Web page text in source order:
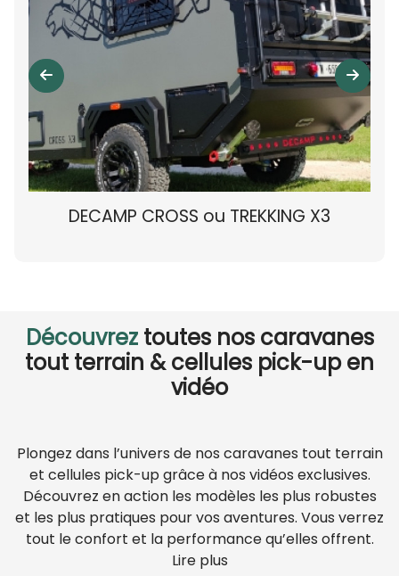
DECAMP CROSS ou TREKKING X3
Découvreztoutes nos caravanes
tout terrain & cellules pick-up en
vidéo
Plongez dans l’univers de nos caravanes tout terrain
et cellules pick-up grâce à nos vidéos exclusives.
Découvrez en action les modèles les plus robustes
et les plus pratiques pour vos aventures. Vous verrez
tout le confort et la performance qu’elles offrent.
Lire plus